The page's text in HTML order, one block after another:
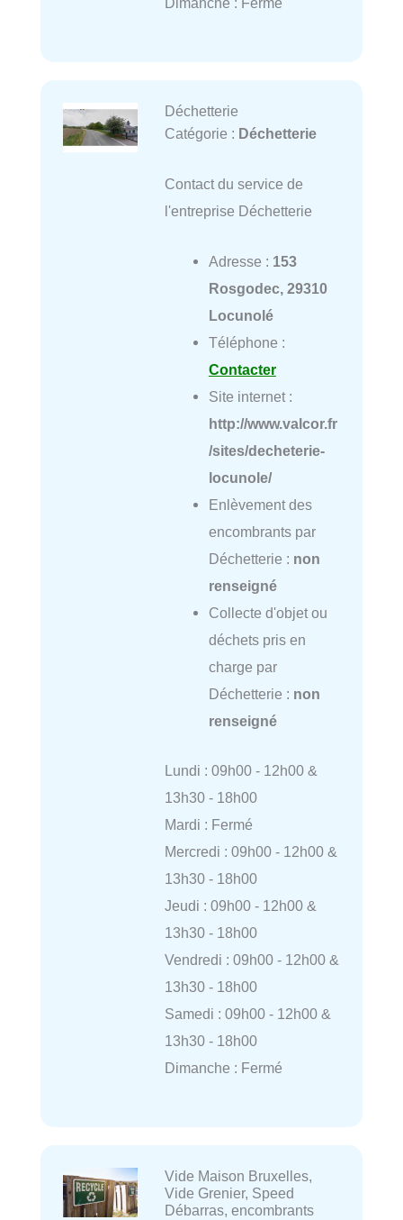
Déchetterie
Catégorie : Déchetterie
Contact du service de
l'entreprise Déchetterie
Adresse : 153
Rosgodec, 29310
Locunolé
Téléphone :
Contacter
Site internet :
http://www.valcor.fr
/sites/decheterie-
locunole/
Enlèvement des
encombrants par
Déchetterie : non
renseigné
Collecte d'objet ou
déchets pris en
charge par
Déchetterie : non
renseigné
Lundi : 09h00 - 12h00 &
13h30 - 18h00
Mardi : Fermé
Mercredi : 09h00 - 12h00 &
13h30 - 18h00
Jeudi : 09h00 - 12h00 &
13h30 - 18h00
Vendredi : 09h00 - 12h00 &
13h30 - 18h00
Samedi : 09h00 - 12h00 &
13h30 - 18h00
Dimanche : Fermé
Vide Maison Bruxelles,
Vide Grenier, Speed
Débarras, encombrants